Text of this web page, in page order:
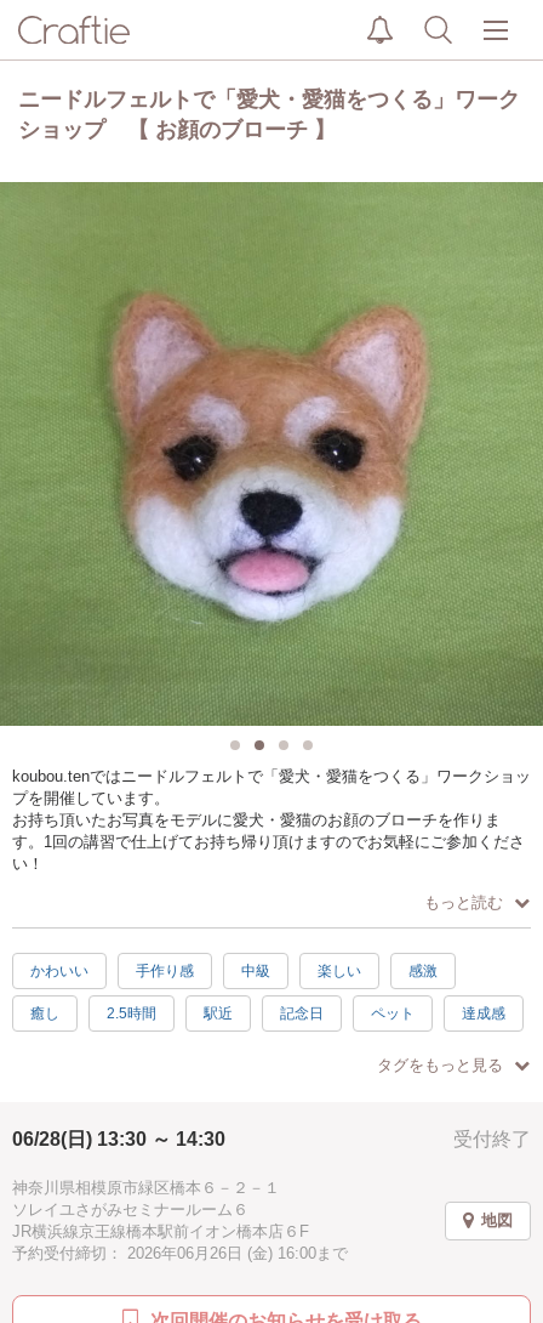
ニードルフェルトで「愛犬・愛猫をつくる」ワーク
ショップ 【 お顔のブローチ 】
koubou.tenではニードルフェルトで「愛犬・愛猫をつくる」ワークショッ
プを開催しています。
お持ち頂いたお写真をモデルに愛犬・愛猫のお顔のブローチを作りま
す。1回の講習で仕上げてお持ち帰り頂けますのでお気軽にご参加くださ
い！
犬毛・猫毛を集めてお持ち頂けば作品に使うことも出来るので、うちの
子感もupです！
皆様の素敵な作品づくりを講師が完成まで丁寧にお手伝い致します。
うちの子自慢をしながら、思い出を語りながら、ハンドクラフトの楽し
いひと時をお過ごし下さい。
もっと読む
かわいい 手作り感 中級 楽しい 感激
癒し 2.5時間 駅近 記念日 ペット 達成感
タグをもっと見る
受付終了
06/28(日) 13:30 ～ 14:30
神奈川県相模原市緑区橋本６－２－１
ソレイユさがみセミナールーム６
JR横浜線京王線橋本駅前イオン橋本店６F
予約受付締切： 2026年06月26日 (金) 16:00まで
地図